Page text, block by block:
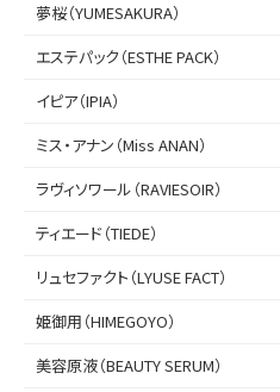
夢桜（YUMESAKURA）
エステパック（ESTHE PACK）
イピア（IPIA）
ミス・アナン（Miss ANAN）
ラヴィソワール（RAVIESOIR）
ティエード（TIEDE）
リュセファクト（LYUSE FACT）
姫御用（HIMEGOYO）
美容原液（BEAUTY SERUM）